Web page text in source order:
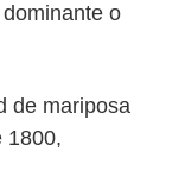
o
de mariposa
1800,